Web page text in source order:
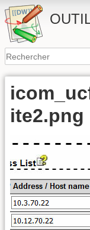
ite2.png